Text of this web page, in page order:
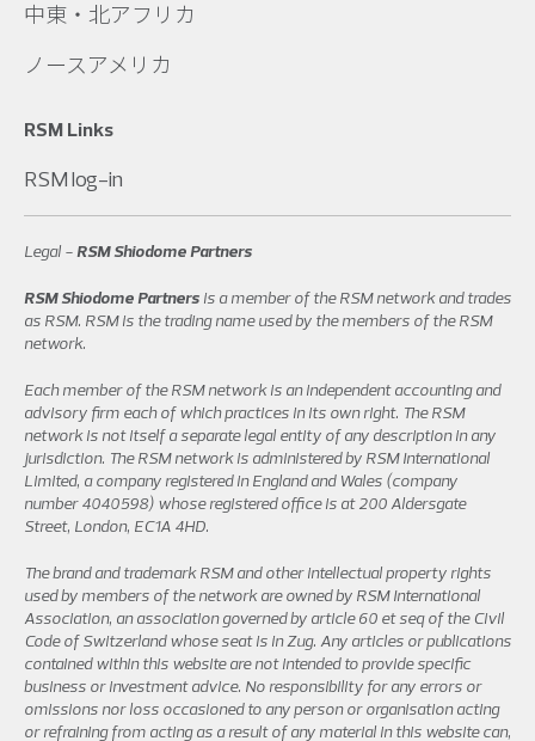
中東・北アフリカ
ノースアメリカ
RSM Links
RSM log-in
Legal -RSM Shiodome Partners
RSM Shiodome Partners is a member of the RSM network and trades
as RSM. RSM is the trading name used by the members of the RSM
network.
Each member of the RSM network is an independent accounting and
advisory firm each of which practices in its own right. The RSM
network is not itself a separate legal entity of any description in any
jurisdiction. The RSM network is administered by RSM International
Limited, a company registered in England and Wales (company
number 4040598) whose registered office is at 200 Aldersgate
Street, London, EC1A 4HD.
The brand and trademark RSM and other intellectual property rights
used by members of the network are owned by RSM International
Association, an association governed by article 60 et seq of the Civil
Code of Switzerland whose seat is in Zug. Any articles or publications
contained within this website are not intended to provide specific
business or investment advice. No responsibility for any errors or
omissions nor loss occasioned to any person or organisation acting
or refraining from acting as a result of any material in this website can,